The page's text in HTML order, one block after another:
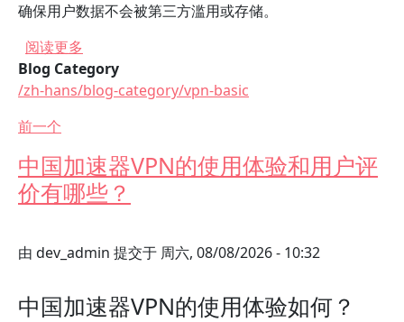
确保用户数据不会被第三方滥用或存储。
阅读更多
Blog Category
/zh-hans/blog-category/vpn-basic
前一个
中国加速器VPN的使用体验和用户评
价有哪些？
由 dev_admin 提交于 周六, 08/08/2026 - 10:32
中国加速器VPN的使用体验如何？